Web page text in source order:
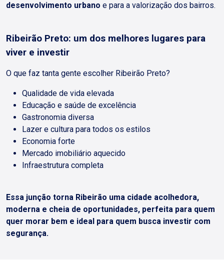
desenvolvimento urbano e para a valorização dos bairros.
Ribeirão Preto: um dos melhores lugares para
viver e investir
O que faz tanta gente escolher Ribeirão Preto?
Qualidade de vida elevada
Educação e saúde de excelência
Gastronomia diversa
Lazer e cultura para todos os estilos
Economia forte
Mercado imobiliário aquecido
Infraestrutura completa
Essa junção torna Ribeirão uma cidade acolhedora,
moderna e cheia de oportunidades, perfeita para quem
quer morar bem e ideal para quem busca investir com
segurança.